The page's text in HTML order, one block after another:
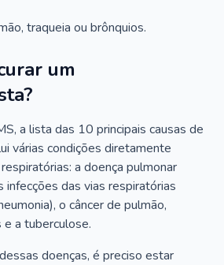
traqueia ou brônquios.
um
a lista das 10 principais causas de
várias condições diretamente
a doença pulmonar
infecções das vias respiratórias
o câncer de pulmão,
a tuberculose.
doenças, é preciso estar